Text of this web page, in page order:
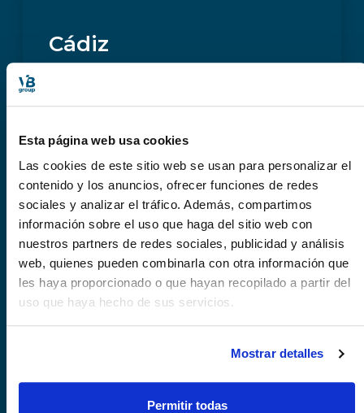
Esta página web usa cookies
Las cookies de este sitio web se usan para personalizar el
contenido y los anuncios, ofrecer funciones de redes
sociales y analizar el tráfico. Además, compartimos
información sobre el uso que haga del sitio web con
nuestros partners de redes sociales, publicidad y análisis
web, quienes pueden combinarla con otra información que
les haya proporcionado o que hayan recopilado a partir del
uso que haya hecho de sus servicios.
Mostrar detalles
Permitir todas
Cádiz
C/ Algeciras, 1. Edificio Fenicia, planta 2 oficina
11011 Cádiz
cdz@vbcorporate.com
Ver el mapa
Oficina atención productoras VB Play
Calle Buenos Aires 3,